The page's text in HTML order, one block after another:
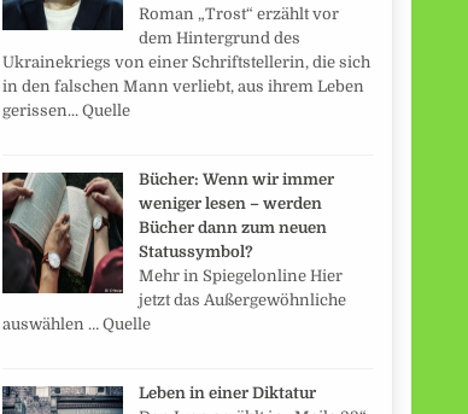
Roman „Trost“ erzählt vor
dem Hintergrund des
Ukrainekriegs von einer Schriftstellerin, die sich
in den falschen Mann verliebt, aus ihrem Leben
gerissen... Quelle
Bücher: Wenn wir immer
weniger lesen – werden
Bücher dann zum neuen
Statussymbol?
Mehr in Spiegelonline Hier
jetzt das Außergewöhnliche
auswählen … Quelle
Leben in einer Diktatur